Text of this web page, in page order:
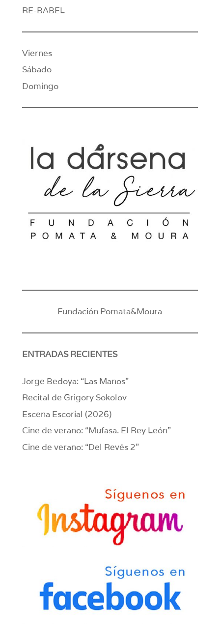
RE-BABEL
Viernes
Sábado
Domingo
Fundación Pomata&Moura
ENTRADAS RECIENTES
Jorge Bedoya: “Las Manos”
Recital de Grigory Sokolov
Escena Escorial (2026)
Cine de verano: “Mufasa. El Rey León”
Cine de verano: “Del Revés 2”